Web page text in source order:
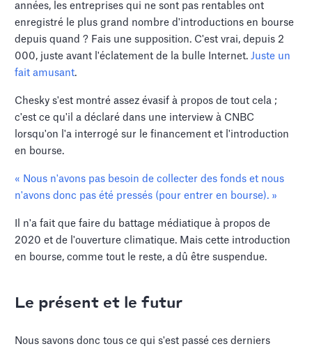
années, les entreprises qui ne sont pas rentables ont
enregistré le plus grand nombre d'introductions en bourse
depuis quand ? Fais une supposition. C'est vrai, depuis 2
000, juste avant l'éclatement de la bulle Internet. Juste un
fait amusant.
Chesky s'est montré assez évasif à propos de tout cela ;
c'est ce qu'il a déclaré dans une interview à CNBC
lorsqu'on l'a interrogé sur le financement et l'introduction
en bourse.
« Nous n'avons pas besoin de collecter des fonds et nous
n'avons donc pas été pressés (pour entrer en bourse). »
Il n'a fait que faire du battage médiatique à propos de
2020 et de l'ouverture climatique. Mais cette introduction
en bourse, comme tout le reste, a dû être suspendue.
Le présent et le futur
Nous savons donc tous ce qui s'est passé ces derniers